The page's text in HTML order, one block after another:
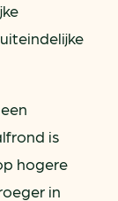
is
hogere
in